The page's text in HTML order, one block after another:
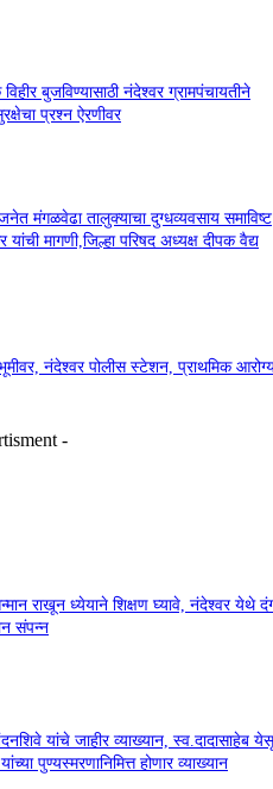
बुजविण्यासाठी नंदेश्वर ग्रामपंचायतीने
प्रश्न ऐरणीवर
मंगळवेढा तालुक्याचा दुग्धव्यवसाय समाविष्ट
मागणी,जिल्हा परिषद अध्यक्ष दीपक वैद्य
नंदेश्वर पोलीस स्टेशन, प्राथमिक
-
राखून ध्येयाने शिक्षण घ्यावे, नंदेश्वर येथे
संपन्न
यांचे जाहीर व्याख्यान, स्व.दादासाहेब येसू
पुण्यस्मरणानिमित्त होणार व्याख्यान